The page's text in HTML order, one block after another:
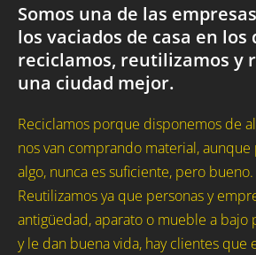
Somos una de las
los vaciados de casa en los
reciclamos, reutilizamos y
una ciudad mejor.
Reciclamos porque disponemos de
nos van comprando material,
algo, nunca es suficiente, pero bueno.
Reutilizamos ya que personas y
antigüedad, aparato o mueble a bajo
y le dan buena vida, hay clientes que